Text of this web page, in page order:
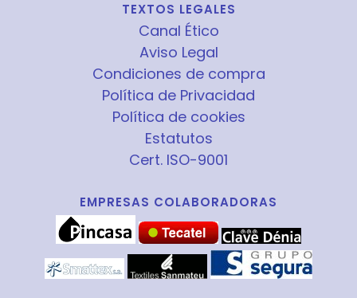
TEXTOS LEGALES
Canal Ético
Aviso Legal
Condiciones de compra
Política de Privacidad
Política de cookies
Estatutos
Cert. ISO-9001
EMPRESAS COLABORADORAS